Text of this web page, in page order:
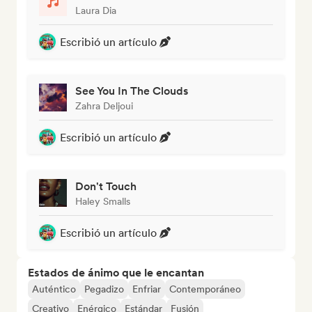
Laura Dia
Escribió un artículo
See You In The Clouds
Zahra Deljoui
Escribió un artículo
Don't Touch
Haley Smalls
Escribió un artículo
Estados de ánimo que le encantan
Auténtico Pegadizo Enfriar
Contemporáneo
Creativo
Enérgico Estándar Fusión